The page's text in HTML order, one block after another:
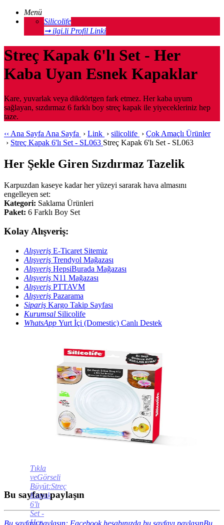
Menü
Silicolife
➞ ilgi.li Profil Linki
Streç Kapak 6'lı Set - Her
Kaba Uyan Esnek Kapaklar
Kare, yuvarlak veya dikdörtgen fark etmez. Her kaba uyum
sağlayan, sızdırmaz 6 farklı boy streç kapak ile yiyecekleriniz hep
taze.
‹‹ Ana Sayfa Ana Sayfa › Link › silicolife › Çok Amaçlı Ürünler
› Streç Kapak 6'lı Set - SL063 Streç Kapak 6'lı Set - SL063
Her Şekle Giren Sızdırmaz Tazelik
Karpuzdan kaseye kadar her yüzeyi sararak hava almasını
engelleyen set:
Kategori: Saklama Ürünleri
Paket: 6 Farklı Boy Set
Kolay Alışveriş:
Alışveriş E-Ticaret Sitemiz
Alışveriş Trendyol Mağazası
Alışveriş HepsiBurada Mağazası
Alışveriş N11 Mağazası
Alışveriş PTTAVM
Alışveriş Pazarama
Sipariş Kargo Takip Sayfası
Kurumsal Silicolife
WhatsApp Yurt İçi (Domestic) Canlı Destek
Tıkla
veGörseli
Büyüt:Streç
Kapak
6'lı
Set -
Her
Bu sayfayı paylaşın
Bu sayfayı paylaşın: Facebook hesabınızda bu sayfayı paylaşınBu